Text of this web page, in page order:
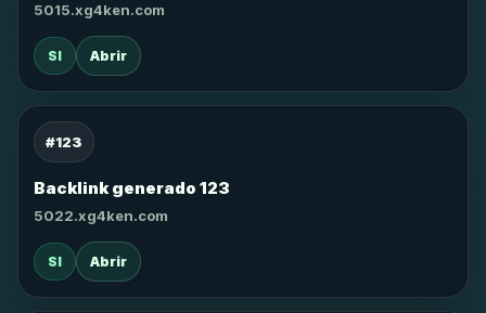
5015.xg4ken.com
SI Abrir
#123
Backlink generado 123
5022.xg4ken.com
SI Abrir